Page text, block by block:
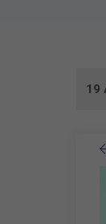
19